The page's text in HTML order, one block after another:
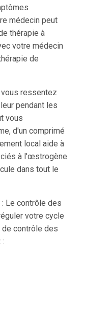
médecin peut
thérapie à
votre médecin
de
ressentez
pendant les
vous
d'un comprimé
local aide à
à l'œstrogène
dans tout le
Le contrôle des
votre cycle
contrôle des